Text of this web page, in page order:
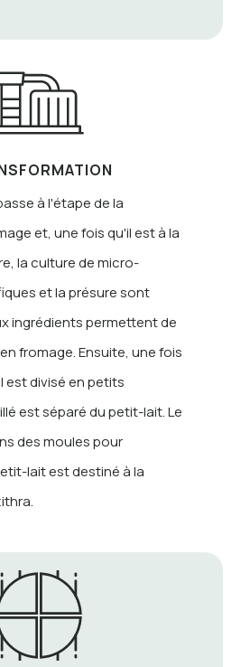
à l'étape de la
et, une fois qu'il est à la
la culture de micro-
et la présure sont
ingrédients permettent de
fromage. Ensuite, une fois
est divisé en petits
est séparé du petit-lait. Le
des moules pour
lait est destiné à la